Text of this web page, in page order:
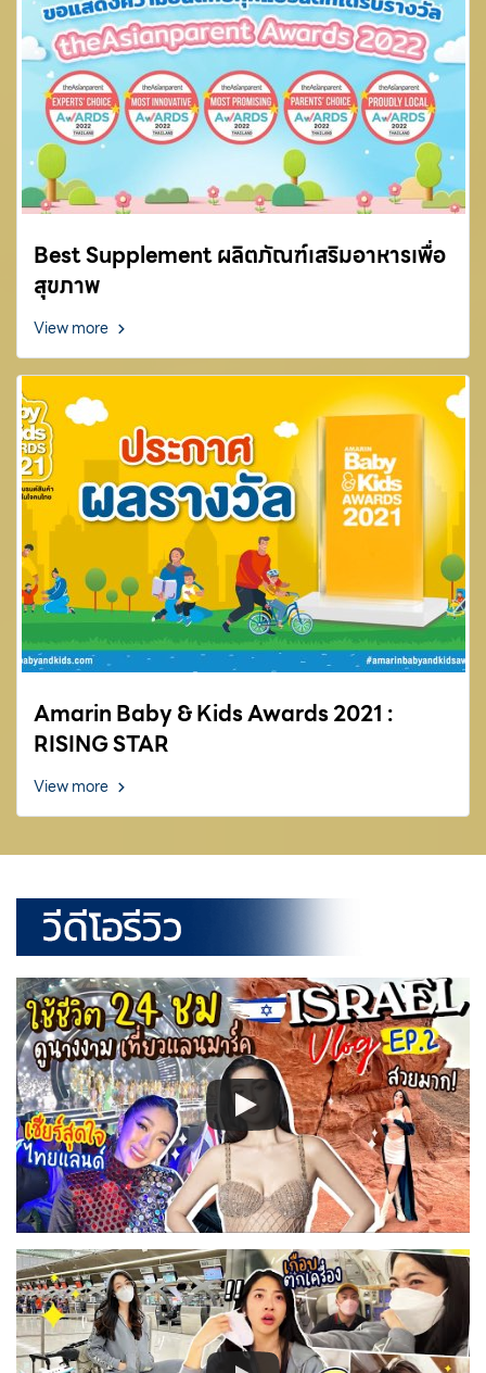
Best Supplement ผลิตภัณฑ์เสริมอาหารเพื่อ
สุขภาพ
View more
Amarin Baby & Kids Awards 2021 :
RISING STAR
View more